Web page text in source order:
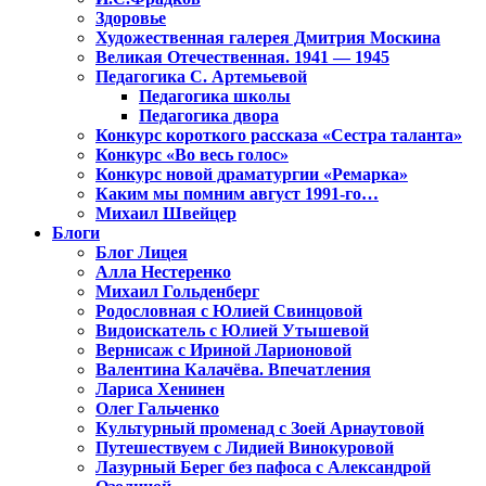
Здоровье
Художественная галерея Дмитрия Москина
Великая Отечественная. 1941 — 1945
Педагогика С. Артемьевой
Педагогика школы
Педагогика двора
Конкурс короткого рассказа «Сестра таланта»
Конкурс «Во весь голос»
Конкурс новой драматургии «Ремарка»
Каким мы помним август 1991-го…
Михаил Швейцер
Блоги
Блог Лицея
Алла Нестеренко
Михаил Гольденберг
Родословная с Юлией Свинцовой
Видоискатель с Юлией Утышевой
Вернисаж с Ириной Ларионовой
Валентина Калачёва. Впечатления
Лариса Хенинен
Олег Гальченко
Культурный променад с Зоей Арнаутовой
Путешествуем с Лидией Винокуровой
Лазурный Берег без пафоса с Александрой